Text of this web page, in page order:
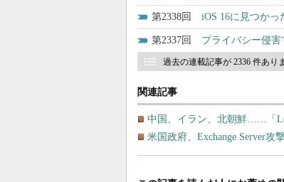
2338 iOS 16に見つか
2337 プライバシー侵
過去の連載記事が 2336 件あり
関連記事
中国、イラン、北朝鮮……「
米国政府、Exchange Server